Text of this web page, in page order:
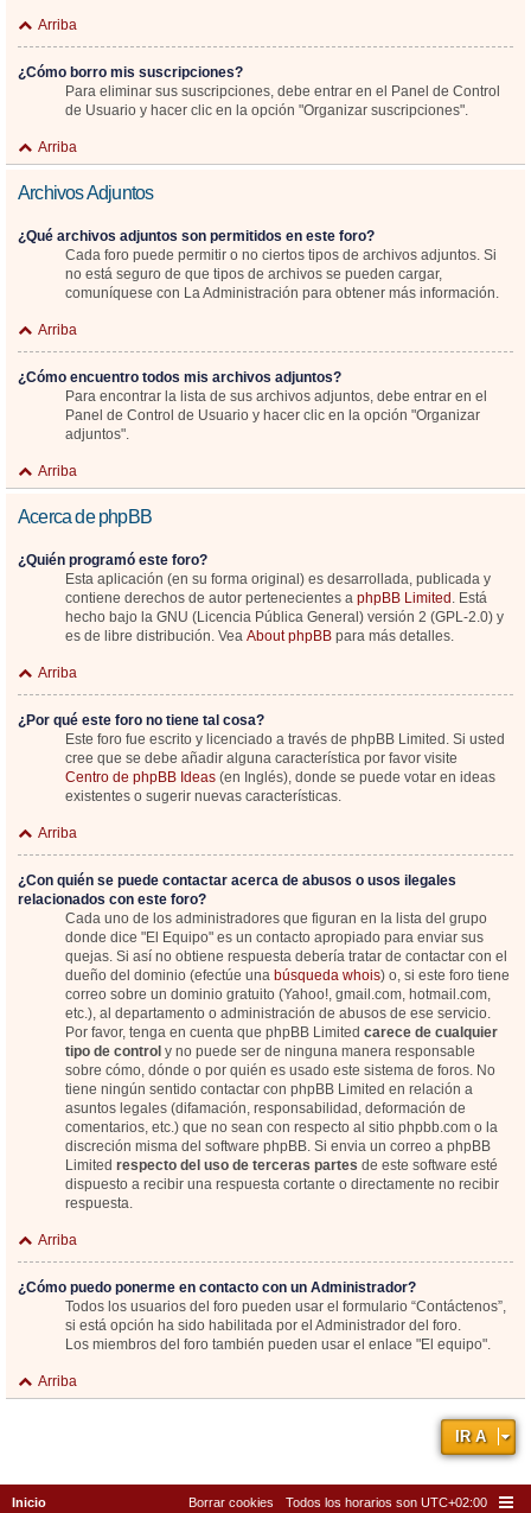
Arriba
¿Cómo borro mis suscripciones?
Para eliminar sus suscripciones, debe entrar en el Panel de Control
de Usuario y hacer clic en la opción "Organizar suscripciones".
Arriba
Archivos Adjuntos
¿Qué archivos adjuntos son permitidos en este foro?
Cada foro puede permitir o no ciertos tipos de archivos adjuntos. Si
no está seguro de que tipos de archivos se pueden cargar,
comuníquese con La Administración para obtener más información.
Arriba
¿Cómo encuentro todos mis archivos adjuntos?
Para encontrar la lista de sus archivos adjuntos, debe entrar en el
Panel de Control de Usuario y hacer clic en la opción "Organizar
adjuntos".
Arriba
Acerca de phpBB
¿Quién programó este foro?
Esta aplicación (en su forma original) es desarrollada, publicada y
contiene derechos de autor pertenecientes a phpBB Limited . Está
hecho bajo la GNU (Licencia Pública General) versión 2 (GPL-2.0) y
es de libre distribución. Vea About phpBB para más detalles.
Arriba
¿Por qué este foro no tiene tal cosa?
Este foro fue escrito y licenciado a través de phpBB Limited. Si usted
cree que se debe añadir alguna característica por favor visite
Centro de phpBB Ideas (en Inglés), donde se puede votar en ideas
existentes o sugerir nuevas características.
Arriba
¿Con quién se puede contactar acerca de abusos o usos ilegales
relacionados con este foro?
Cada uno de los administradores que figuran en la lista del grupo
donde dice "El Equipo" es un contacto apropiado para enviar sus
quejas. Si así no obtiene respuesta debería tratar de contactar con el
dueño del dominio (efectúe una búsqueda whois) o, si este foro tiene
correo sobre un dominio gratuito (Yahoo!, gmail.com, hotmail.com,
etc.), al departamento o administración de abusos de ese servicio.
Por favor, tenga en cuenta que phpBB Limited carece de cualquier
tipo de control y no puede ser de ninguna manera responsable
sobre cómo, dónde o por quién es usado este sistema de foros. No
tiene ningún sentido contactar con phpBB Limited en relación a
asuntos legales (difamación, responsabilidad, deformación de
comentarios, etc.) que no sean con respecto al sitio phpbb.com o la
discreción misma del software phpBB. Si envia un correo a phpBB
Limited respecto del uso de terceras partes de este software esté
dispuesto a recibir una respuesta cortante o directamente no recibir
respuesta.
Arriba
¿Cómo puedo ponerme en contacto con un Administrador?
Todos los usuarios del foro pueden usar el formulario “Contáctenos”,
si está opción ha sido habilitada por el Administrador del foro.
Los miembros del foro también pueden usar el enlace "El equipo".
Arriba
IR A
Inicio Todos los horarios son UTC+02:00
Borrar cookies